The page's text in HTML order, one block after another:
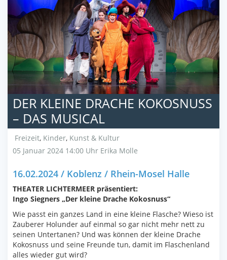
DER KLEINE DRACHE KOKOSNUSS
– DAS MUSICAL
Freizeit, Kinder, Kunst & Kultur
05 Januar 2024 14:00 Uhr Erika Molle
16.02.2024 / Koblenz / Rhein-Mosel Halle
THEATER LICHTERMEER präsentiert:
Ingo Siegners „Der kleine Drache Kokosnuss“
Wie passt ein ganzes Land in eine kleine Flasche? Wieso ist
Zauberer Holunder auf einmal so gar nicht mehr nett zu
seinen Untertanen? Und was können der kleine Drache
Kokosnuss und seine Freunde tun, damit im Flaschenland
alles wieder gut wird?